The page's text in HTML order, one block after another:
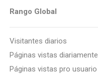
Rango Global
Visitantes diarios
Páginas vistas diariamente
Páginas vistas pro usuario